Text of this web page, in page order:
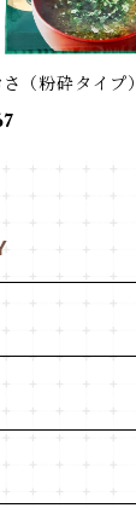
（粉砕タイプ）